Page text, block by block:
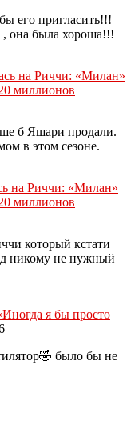
его пригласить!!!
она была хороша!!!
на Риччи: «Милан»
миллионов
б Яшари продали.
в этом сезоне.
на Риччи: «Милан»
миллионов
который кстати
никому не нужный
я бы просто
было бы не